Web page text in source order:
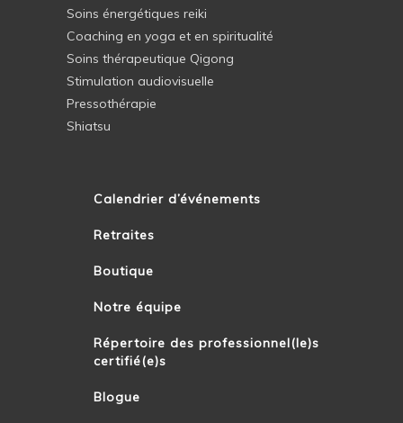
Soins énergétiques reiki
Coaching en yoga et en spiritualité
Soins thérapeutique Qigong
Stimulation audiovisuelle
Pressothérapie
Shiatsu
Calendrier d’événements
Retraites
Boutique
Notre équipe
Répertoire des professionnel(le)s
certifié(e)s
Blogue